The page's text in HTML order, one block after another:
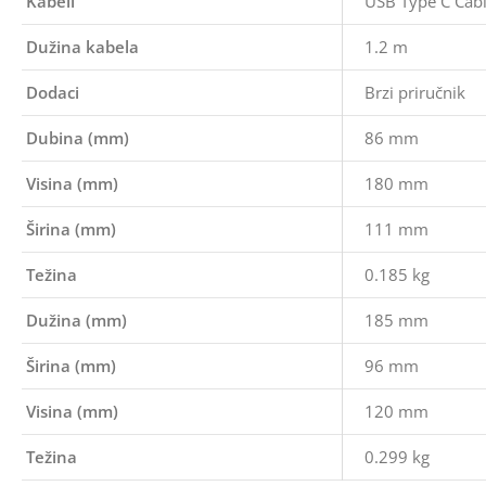
Dužina kabela 1.2 m
Dodaci Brzi priručnik
Dubina (mm) 86 mm
Visina (mm) 180 mm
Širina (mm) 111 mm
Težina 0.185 kg
Dužina (mm) 185 mm
Širina (mm) 96 mm
Visina (mm) 120 mm
Težina 0.299 kg